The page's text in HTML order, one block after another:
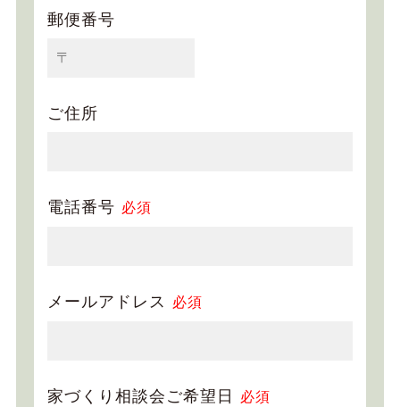
郵便番号
ご住所
電話番号 必須
メールアドレス 必須
家づくり相談会ご希望日 必須